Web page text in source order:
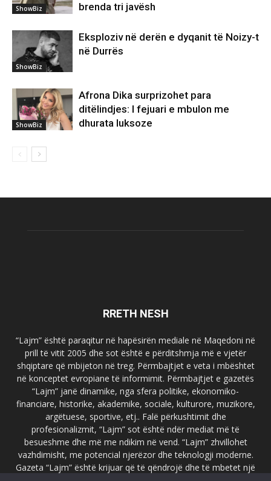
ShowBiz
brenda tri javësh
ShowBiz
Eksploziv në derën e dyqanit të Noizy-t
në Durrës
ShowBiz
Afrona Dika surprizohet para
ditëlindjes: I fejuari e mbulon me
dhurata luksoze
RRETH NESH
“Lajm” është paraqitur në hapësirën mediale në Maqedoni në
prill të vitit 2005 dhe sot është e përditshmja më e vjetër
shqiptare që mbijeton në treg. Përmbajtjet e veta i mbështet
në konceptet evropiane të informimit. Përmbajtjet e gazetës
“Lajm” janë dinamike, nga sfera politike, ekonomiko-
financiare, historike, akademike, sociale, kulturore, muzikore,
argëtuese, sportive, etj.. Falë përkushtimit dhe
profesionalizmit, “Lajm” sot është ndër mediat më të
besueshme dhe më me ndikim në vend. “Lajm” zhvillohet
vazhdimisht, me potencial njerëzor dhe teknologji moderne.
Gazeta “Lajm” është krijuar që të qëndrojë dhe të mbetet një